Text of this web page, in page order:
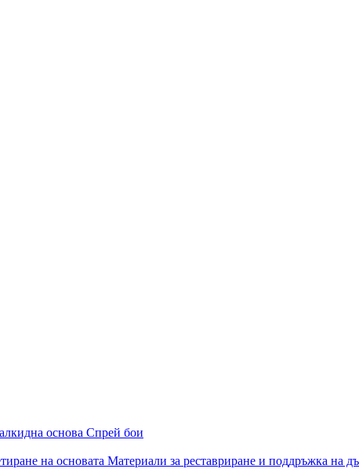
основа Спрей бои
на основата Материали за реставриране и поддръжка на